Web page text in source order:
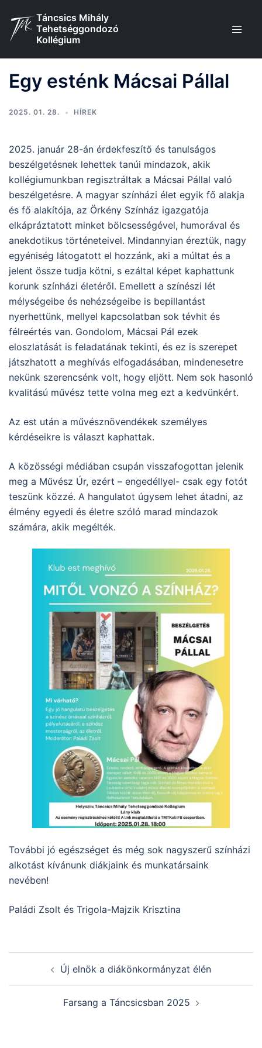
content
Táncsics Mihály
Tehetséggondozó
Kollégium
Egy esténk Mácsai Pállal
2025. 01. 28. HÍREK
2025. január 28-án érdekfeszítő és tanulságos
beszélgetésnek lehettek tanúi mindazok, akik
kollégiumunkban regisztráltak a Mácsai Pállal való
beszélgetésre. A magyar színházi élet egyik fő alakja
és fő alakítója, az Örkény Színház igazgatója
elkápráztatott minket bölcsességével, humorával és
anekdotikus történeteivel. Mindannyian éreztük, nagy
egyéniség látogatott el hozzánk, aki a múltat és a
jelent össze tudja kötni, s ezáltal képet kaphattunk
korunk színházi életéről. Emellett a színészi lét
mélységeibe és nehézségeibe is bepillantást
nyerhettünk, mellyel kapcsolatban sok tévhit és
félreértés van. Gondolom, Mácsai Pál ezek
eloszlatását is feladatának tekinti, és ez is szerepet
játszhatott a meghívás elfogadásában, mindenesetre
nekünk szerencsénk volt, hogy eljött. Nem sok hasonló
kvalitású művész tette volna meg ezt a kedvünkért.
Az est után a művésznövendékek személyes
kérdéseikre is választ kaphattak.
A közösségi médiában csupán visszafogottan jelenik
meg a Művész Úr, ezért – engedéllyel- csak egy fotót
teszünk közzé. A hangulatot úgysem lehet átadni, az
élmény egyedi és életre szóló marad mindazok
számára, akik megélték.
További jó egészséget és még sok nagyszerű színházi
alkotást kívánunk diákjaink és munkatársaink
nevében!
Paládi Zsolt és Trigola-Majzik Krisztina
navigationÚj elnök a diákönkormányzat élén
Farsang a Táncsicsban 2025